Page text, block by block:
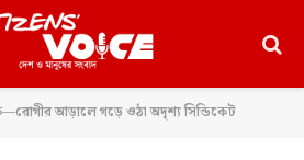
আড়ালে গড়ে ওঠা অদৃশ্য সিন্ডিকেট